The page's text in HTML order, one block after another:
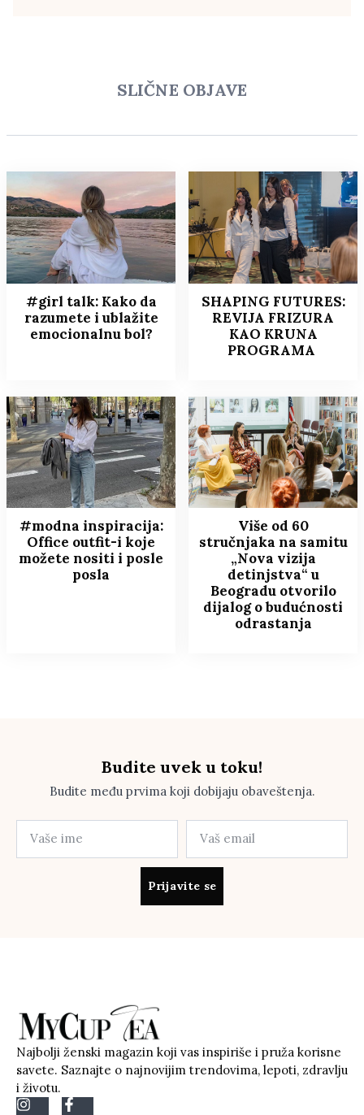
SLIČNE OBJAVE
#girl talk: Kako da
razumete i ublažite
emocionalnu bol?
SHAPING FUTURES:
REVIJA FRIZURA
KAO KRUNA
PROGRAMA
#modna inspiracija:
Office outfit-i koje
možete nositi i posle
posla
Više od 60
stručnjaka na samitu
„Nova vizija
detinjstva“ u
Beogradu otvorilo
dijalog o budućnosti
odrastanja
Budite uvek u toku!
Budite među prvima koji dobijaju obaveštenja.
Prijavite se
Najbolji ženski magazin koji vas inspiriše i pruža korisne
savete. Saznajte o najnovijim trendovima, lepoti, zdravlju
i životu.